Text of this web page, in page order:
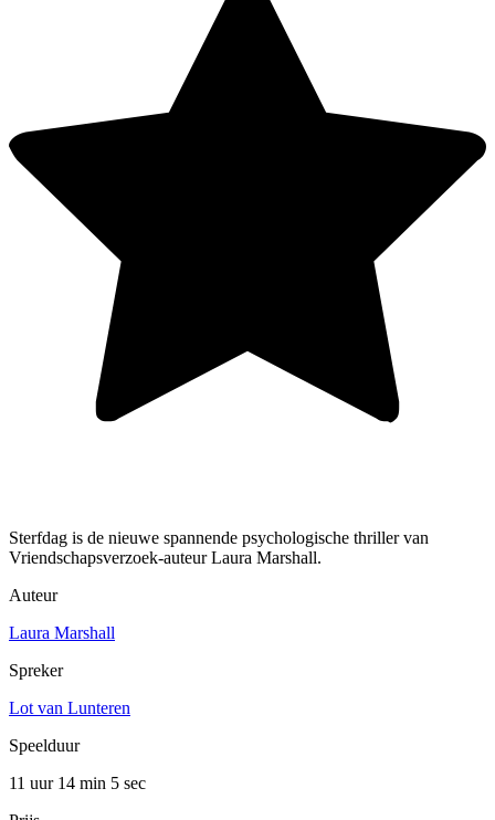
Sterfdag is de nieuwe spannende psychologische thriller van
Vriendschapsverzoek-auteur Laura Marshall.
Auteur
Laura Marshall
Spreker
Lot van Lunteren
Speelduur
11 uur 14 min 5 sec